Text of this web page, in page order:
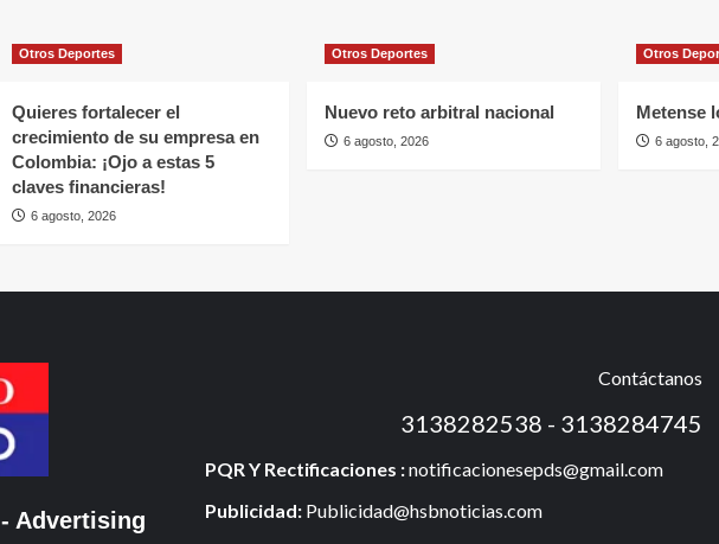
Otros Deportes
Quieres fortalecer el
crecimiento de su empresa en
Colombia: ¡Ojo a estas 5
claves financieras!
6 agosto, 2026
Otros Deportes
Nuevo reto arbitral nacional
6 agosto, 2026
Otros
Metense
6 agosto,
- Advertising
Contáctanos
3138282538 - 3138284745
PQR Y Rectificaciones :notificacionesepds@gmail.com
Publicidad: Publicidad@hsbnoticias.com